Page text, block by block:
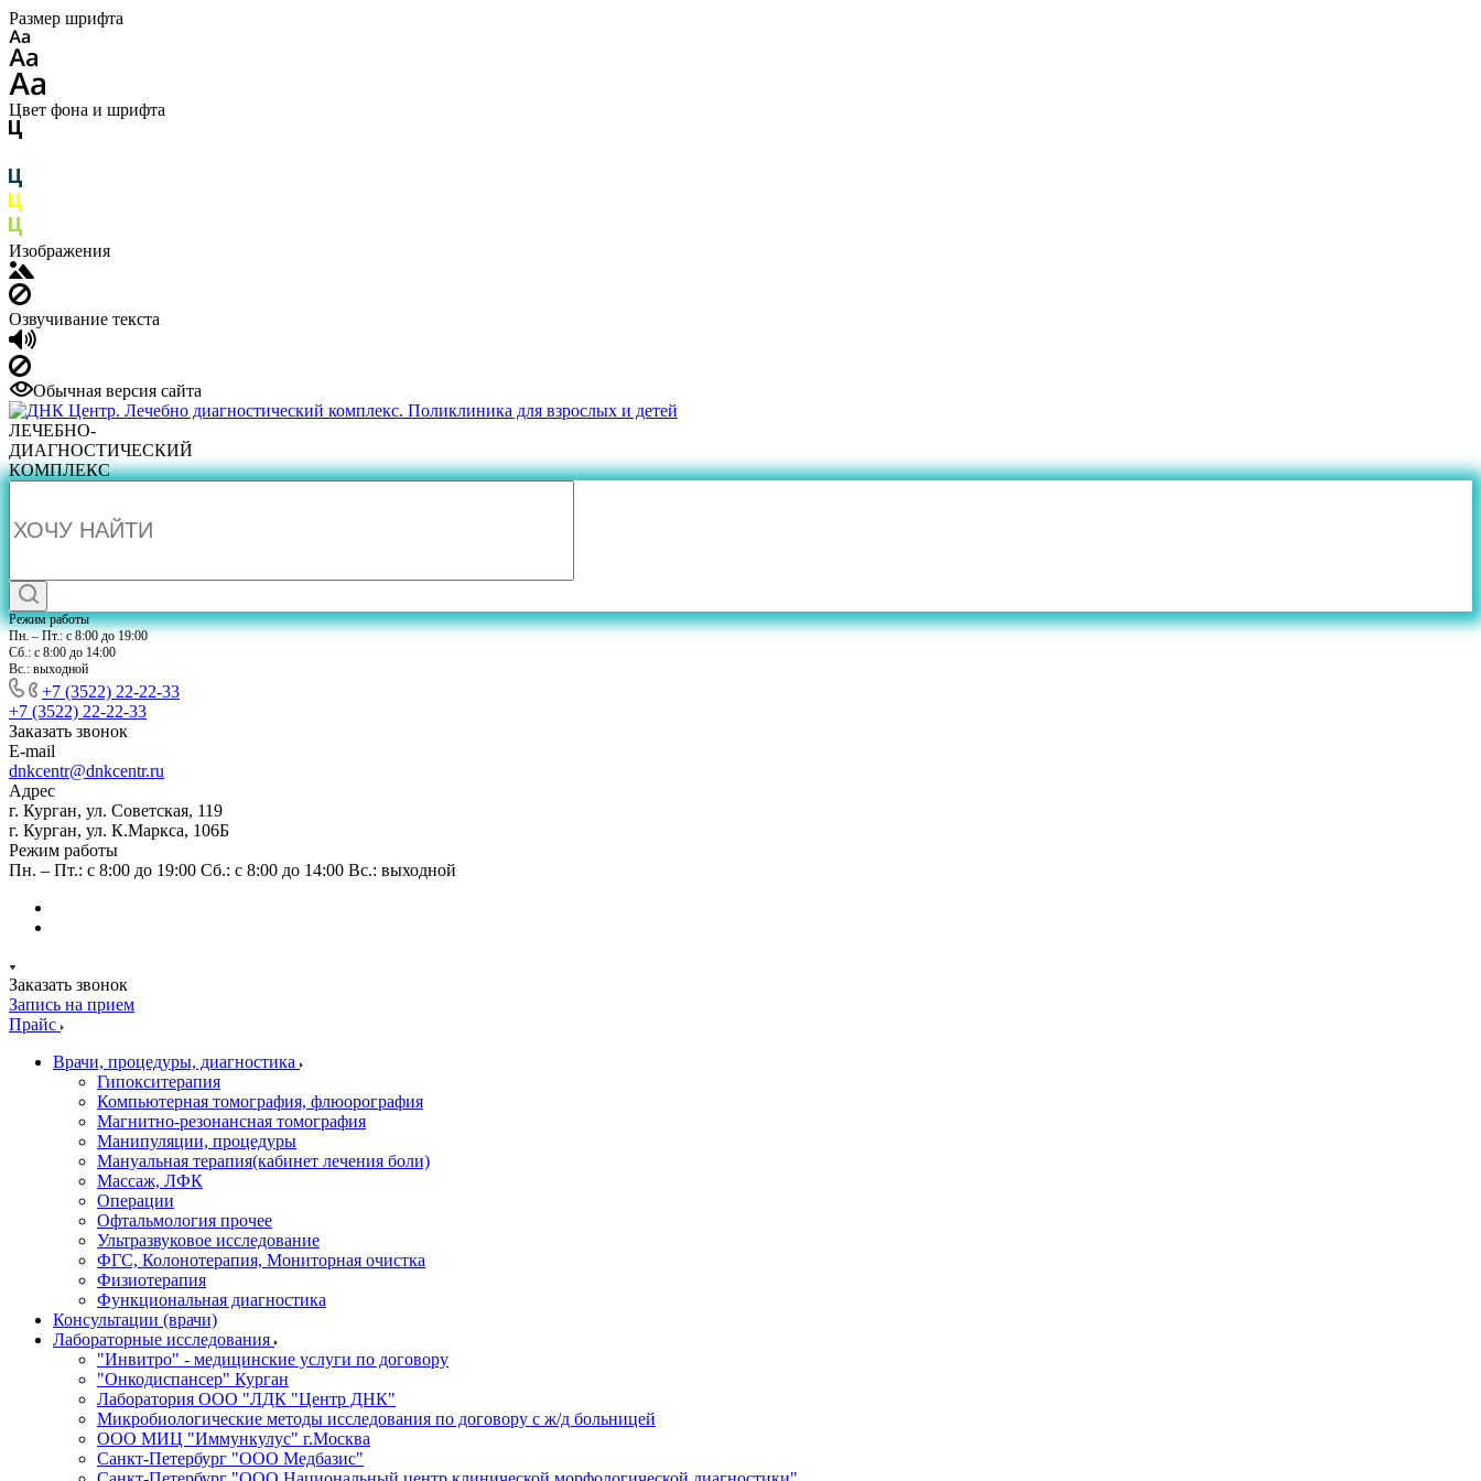
Размер шрифта
Цвет фона и шрифта
Изображения
Озвучивание текста
Обычная версия сайта
ЛЕЧЕБНО-
ДИАГНОСТИЧЕСКИЙ
КОМПЛЕКС
Режим работы
Пн. – Пт.: с 8:00 до 19:00
Сб.: с 8:00 до 14:00
Вс.: выходной
+7 (3522) 22-22-33
+7 (3522) 22-22-33
Заказать звонок
E-mail
dnkcentr@dnkcentr.ru
Адрес
г. Курган, ул. Советская, 119
г. Курган, ул. К.Маркса, 106Б
Режим работы
Пн. – Пт.: с 8:00 до 19:00 Сб.: с 8:00 до 14:00 Вс.: выходной
Заказать звонок
Запись на прием
Прайс
Врачи, процедуры, диагностика
Гипокситерапия
Компьютерная томография, флюорография
Магнитно-резонансная томография
Манипуляции, процедуры
Мануальная терапия(кабинет лечения боли)
Массаж, ЛФК
Операции
Офтальмология прочее
Ультразвуковое исследование
ФГС, Колонотерапия, Мониторная очистка
Физиотерапия
Функциональная диагностика
Консультации (врачи)
Лабораторные исследования
"Инвитро" - медицинские услуги по договору
"Онкодиспансер" Курган
Лаборатория ООО "ЛДК "Центр ДНК"
Микробиологические методы исследования по договору с ж/д больницей
ООО МИЦ "Иммункулус" г.Москва
Санкт-Петербург "ООО Медбазис"